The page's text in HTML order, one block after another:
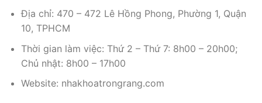
Địa chỉ: 470 – 472 Lê Hồng Phong, Phường 1, Quận
10, TPHCM
Thời gian làm việc: Thứ 2 – Thứ 7: 8h00 – 20h00;
Chủ nhật: 8h00 – 17h00
Website: nhakhoatrongrang.com